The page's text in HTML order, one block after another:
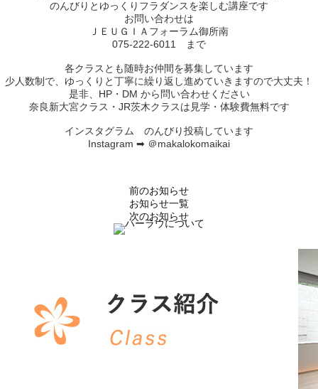
のんびりとゆっくりフラダンスを楽しむ講座です
お問い合わせは
ＪＥＵＧＩＡフォーラム御所南
075-222-6011 まで
各クラスとも随時お仲間を募集しています
少人数制で、ゆっくりと丁寧に繰り返し進めていきますので大丈夫！
是非、HP・DM から問い合わせください
奈良新大宮クラス・JR茨木クラスは見学・体験費無料です
インスタグラム のんびり投稿しています
Instagram ➡ ＠makalokomaikai
前のお知らせ
お知らせ一覧
次のお知らせ